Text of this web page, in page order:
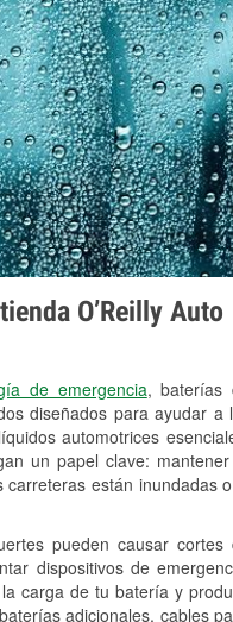
O’Reilly Auto
de emergencia, baterías
diseñados para ayudar a
automotrices
un papel clave:
están inundadas
pueden causar cortes
dispositivos de
carga de tu batería y
adicionales, cables